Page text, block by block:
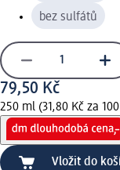
bez sulfátů
79,50 Kč
250 ml (31,80 Kč za
Vložit do